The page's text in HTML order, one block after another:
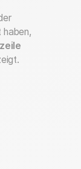
haben,